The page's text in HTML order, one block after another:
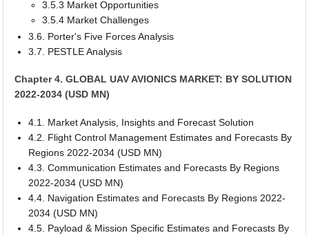
3.5.3 Market Opportunities
3.5.4 Market Challenges
3.6. Porter's Five Forces Analysis
3.7. PESTLE Analysis
Chapter 4. GLOBAL UAV AVIONICS MARKET: BY SOLUTION
2022-2034 (USD MN)
4.1. Market Analysis, Insights and Forecast Solution
4.2. Flight Control Management Estimates and Forecasts By
Regions 2022-2034 (USD MN)
4.3. Communication Estimates and Forecasts By Regions
2022-2034 (USD MN)
4.4. Navigation Estimates and Forecasts By Regions 2022-
2034 (USD MN)
4.5. Payload & Mission Specific Estimates and Forecasts By